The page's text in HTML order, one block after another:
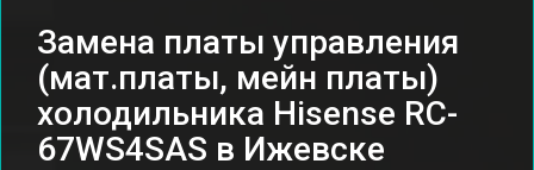
Замена платы управления
(мат.платы, мейн платы)
холодильника Hisense RC-
67WS4SAS в Ижевске